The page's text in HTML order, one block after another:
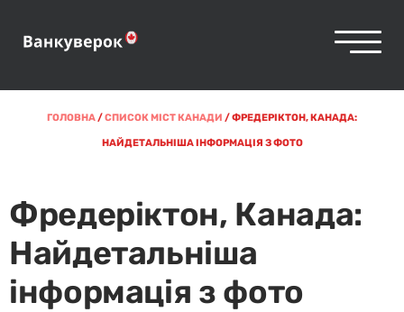
ГОЛОВНА/СПИСОК МІСТ КАНАДИ /ФРЕДЕРІКТОН, КАНАДА:
НАЙДЕТАЛЬНІША ІНФОРМАЦІЯ З ФОТО
Фредеріктон, Канада:
Найдетальніша
інформація з фото